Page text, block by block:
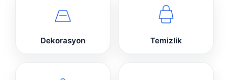
Dekorasyon Temizlik